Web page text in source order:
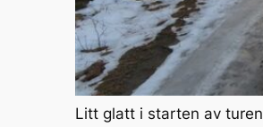
Litt glatt i starten av turen